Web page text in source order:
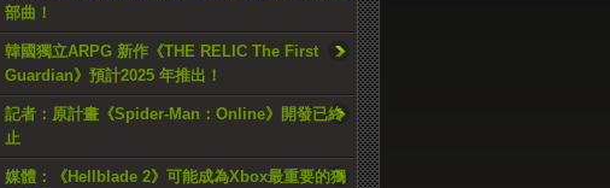
部曲！
韓國獨立ARPG 新作《THE RELIC The First
Guardian》預計2025 年推出！
記者：原計畫《Spider-Man：Online》開發已終
止
媒體：《Hellblade 2》可能成為Xbox最重要的獨